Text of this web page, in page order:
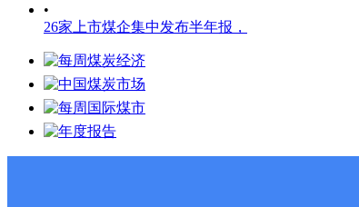
•
26家上市煤企集中发布半年报，